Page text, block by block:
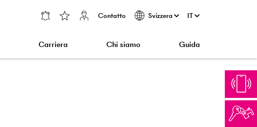
Contatto Svizzera IT
Carriera Chi siamo Guida